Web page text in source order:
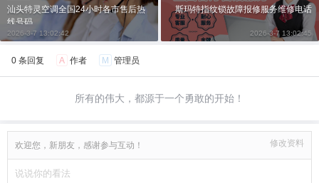
汕头特灵空调全国24小时各市售后热
线号码
2026-3-7 13:02:42
斯玛特指纹锁故障报修服务维修电话
2026-3-7 13:02:45
0 条回复 A 作者 M 管理员
所有的伟大，都源于一个勇敢的开始！
欢迎您，新朋友，感谢参与互动！ 修改资料